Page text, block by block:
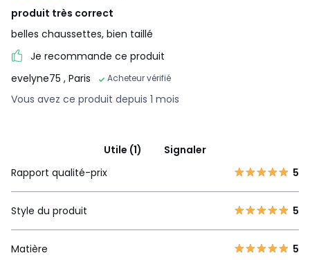
produit très correct
belles chaussettes, bien taillé
Je recommande ce produit
evelyne75 , Paris Acheteur vérifié
Vous avez ce produit depuis 1 mois
Utile (1)
Signaler
Rapport qualité-prix
5
Style du produit 5
Matière 5